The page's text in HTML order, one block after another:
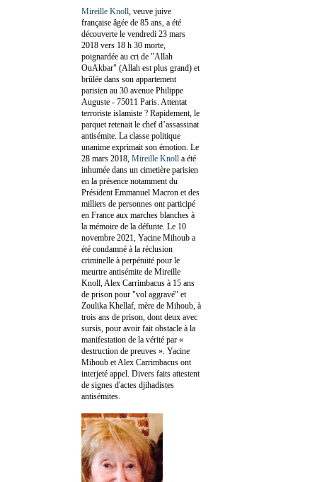
Mireille Knoll , veuve juive
française âgée de 85 ans, a été
découverte le vendredi 23 mars
2018 vers 18 h 30 morte,
poignardée au cri de "Allah
OuAkbar" (Allah est plus grand) et
brûlée dans son appartement
parisien au 30 avenue Philippe
Auguste - 75011 Paris. Attentat
terroriste islamiste ? Rapidement, le
parquet retenait le chef d’assassinat
antisémite. La classe politique
unanime exprimait son émotion. Le
28 mars 2018, Mireille Knoll a été
inhumée dans un cimetière parisien
en la présence notamment du
Président Emmanuel Macron et des
milliers de personnes ont participé
en France aux marches blanches à
la mémoire de la défunte. Le 10
novembre 2021, Yacine Mihoub a
été condamné à la réclusion
criminelle à perpétuité pour le
meurtre antisémite de Mireille
Knoll, Alex Carrimbacus à 15 ans
de prison pour "vol aggravé" et
Zoulika Khellaf, mère de Mihoub, à
trois ans de prison, dont deux avec
sursis, pour avoir fait obstacle à la
manifestation de la vérité par «
destruction de preuves ». Yacine
Mihoub et Alex Carrimbacus ont
interjeté appel. Divers faits attestent
de signes d'actes djihadistes
antisémites.